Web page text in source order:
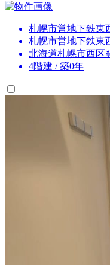
札幌市営地下鉄東
札幌市営地下鉄東
北海道札幌市西区
4階建 / 築0年